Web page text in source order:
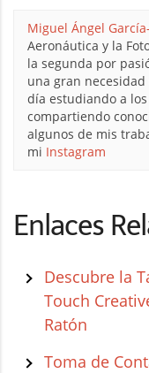
Miguel Ángel
Aeronáutica y la
la segunda por
una gran
día estudiando a
compartiendo
algunos de mis
mi Instagram
Enlaces
Descubre la
Touch
Ratón
Toma de